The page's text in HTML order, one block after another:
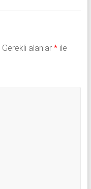
Gerekli alanlar *ile